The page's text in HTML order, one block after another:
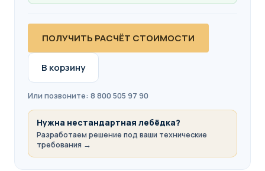
ПОЛУЧИТЬ РАСЧЁТ СТОИМОСТИ
В корзину
Или позвоните: 8 800 505 97 90
Нужна нестандартная лебёдка?
Разработаем решение под ваши технические
требования →